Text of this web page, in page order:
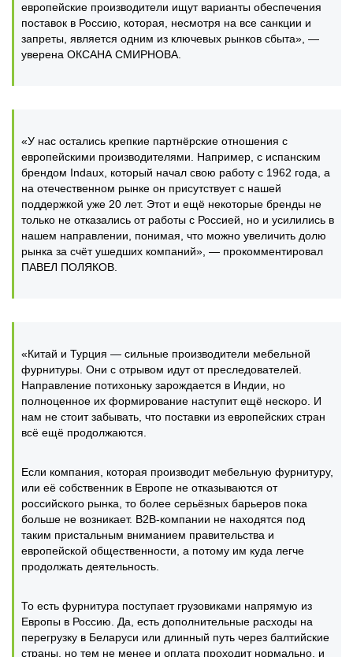
европейские производители ищут варианты обеспечения
поставок в Россию, которая, несмотря на все санкции и
запреты, является одним из ключевых рынков сбыта», —
уверена ОКСАНА СМИРНОВА.
«У нас остались крепкие партнёрские отношения с
европейскими производителями. Например, с испанским
брендом Indaux, который начал свою работу с 1962 года, а
на отечественном рынке он присутствует с нашей
поддержкой уже 20 лет. Этот и ещё некоторые бренды не
только не отказались от работы с Россией, но и усилились в
нашем направлении, понимая, что можно увеличить долю
рынка за счёт ушедших компаний», — прокомментировал
ПАВЕЛ ПОЛЯКОВ.
«Китай и Турция — сильные производители мебельной
фурнитуры. Они с отрывом идут от преследователей.
Направление потихоньку зарождается в Индии, но
полноценное их формирование наступит ещё нескоро. И
нам не стоит забывать, что поставки из европейских стран
всё ещё продолжаются.
Если компания, которая производит мебельную фурнитуру,
или её собственник в Европе не отказываются от
российского рынка, то более серьёзных барьеров пока
больше не возникает. В2В-компании не находятся под
таким пристальным вниманием правительства и
европейской общественности, а потому им куда легче
продолжать деятельность.
То есть фурнитура поступает грузовиками напрямую из
Европы в Россию. Да, есть дополнительные расходы на
перегрузку в Беларуси или длинный путь через балтийские
страны, но тем не менее и оплата проходит нормально, и